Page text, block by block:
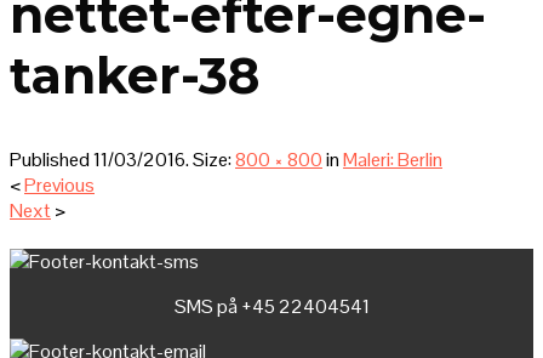
nettet-efter-egne-
tanker-38
Published11/03/2016. Size:800 × 800inMaleri: Berlin
<Previous
Next>
SMS på +45 22404541